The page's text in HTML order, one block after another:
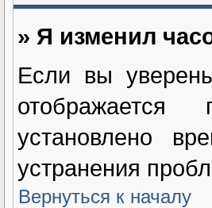
» Я изменил
Если вы
отображается
установлено
устранения
Вернуться к началу